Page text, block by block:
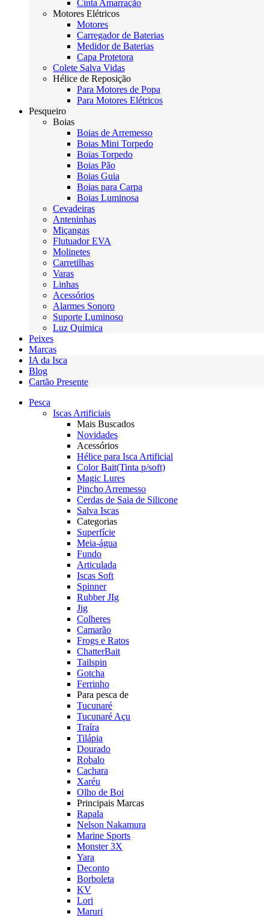
Cinta Amarração
Motores Elétricos
Motores
Carregador de Baterias
Medidor de Baterias
Capa Protetora
Colete Salva Vidas
Hélice de Reposição
Para Motores de Popa
Para Motores Elétricos
Pesqueiro
Boias
Boias de Arremesso
Boias Mini Torpedo
Boias Torpedo
Boias Pão
Boias Guia
Boias para Carpa
Boias Luminosa
Cevadeiras
Anteninhas
Miçangas
Flutuador EVA
Molinetes
Carretilhas
Varas
Linhas
Acessórios
Alarmes Sonoro
Suporte Luminoso
Luz Quimica
Peixes
Marcas
IA da Isca
Blog
Cartão Presente
Pesca
Iscas Artificiais
Mais Buscados
Novidades
Acessórios
Hélice para Isca Artificial
Color Bait(Tinta p/soft)
Magic Lures
Pincho Arremesso
Cerdas de Saia de Silicone
Salva Iscas
Categorias
Superfície
Meia-água
Fundo
Articulada
Iscas Soft
Spinner
Rubber JIg
Jig
Colheres
Camarão
Frogs e Ratos
ChatterBait
Tailspin
Gotcha
Ferrinho
Para pesca de
Tucunaré
Tucunaré Açu
Traíra
Tilápia
Dourado
Robalo
Cachara
Xaréu
Olho de Boi
Principais Marcas
Rapala
Nelson Nakamura
Marine Sports
Monster 3X
Yara
Deconto
Borboleta
KV
Lori
Maruri